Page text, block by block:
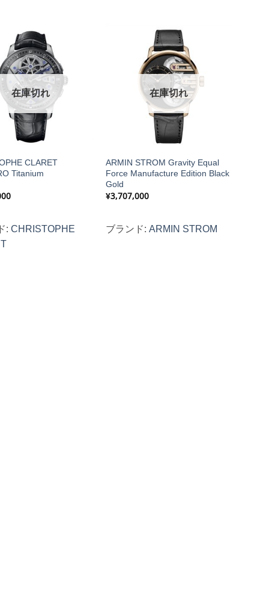
在庫切れ
CLARET
Titanium
:CHRISTOPHE
在庫切れ
ARMIN STROM Gravity Equal
Force Manufacture Edition Black
Gold
¥3,707,000
ブランド:ARMIN STROM